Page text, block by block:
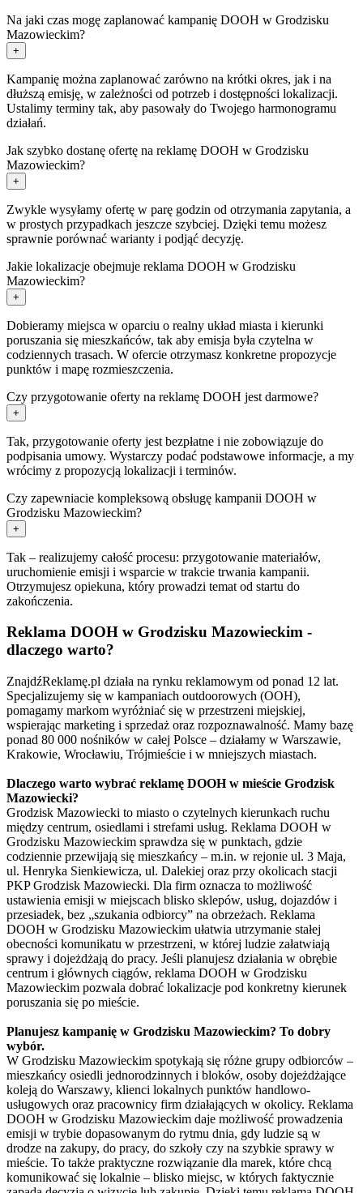
Na jaki czas mogę zaplanować kampanię DOOH w Grodzisku
Mazowieckim?
+
Kampanię można zaplanować zarówno na krótki okres, jak i na
dłuższą emisję, w zależności od potrzeb i dostępności lokalizacji.
Ustalimy terminy tak, aby pasowały do Twojego harmonogramu
działań.
Jak szybko dostanę ofertę na reklamę DOOH w Grodzisku
Mazowieckim?
+
Zwykle wysyłamy ofertę w parę godzin od otrzymania zapytania, a
w prostych przypadkach jeszcze szybciej. Dzięki temu możesz
sprawnie porównać warianty i podjąć decyzję.
Jakie lokalizacje obejmuje reklama DOOH w Grodzisku
Mazowieckim?
+
Dobieramy miejsca w oparciu o realny układ miasta i kierunki
poruszania się mieszkańców, tak aby emisja była czytelna w
codziennych trasach. W ofercie otrzymasz konkretne propozycje
punktów i mapę rozmieszczenia.
Czy przygotowanie oferty na reklamę DOOH jest darmowe?
+
Tak, przygotowanie oferty jest bezpłatne i nie zobowiązuje do
podpisania umowy. Wystarczy podać podstawowe informacje, a my
wrócimy z propozycją lokalizacji i terminów.
Czy zapewniacie kompleksową obsługę kampanii DOOH w
Grodzisku Mazowieckim?
+
Tak – realizujemy całość procesu: przygotowanie materiałów,
uruchomienie emisji i wsparcie w trakcie trwania kampanii.
Otrzymujesz opiekuna, który prowadzi temat od startu do
zakończenia.
Reklama DOOH w Grodzisku Mazowieckim -
dlaczego warto?
ZnajdźReklamę.pl działa na rynku reklamowym od ponad 12 lat.
Specjalizujemy się w kampaniach outdoorowych (OOH),
pomagamy markom wyróżniać się w przestrzeni miejskiej,
wspierając marketing i sprzedaż oraz rozpoznawalność. Mamy bazę
ponad 80 000 nośników w całej Polsce – działamy w Warszawie,
Krakowie, Wrocławiu, Trójmieście i w mniejszych miastach.
Dlaczego warto wybrać reklamę DOOH w mieście Grodzisk
Mazowiecki?
Grodzisk Mazowiecki to miasto o czytelnych kierunkach ruchu
między centrum, osiedlami i strefami usług. Reklama DOOH w
Grodzisku Mazowieckim sprawdza się w punktach, gdzie
codziennie przewijają się mieszkańcy – m.in. w rejonie ul. 3 Maja,
ul. Henryka Sienkiewicza, ul. Dalekiej oraz przy okolicach stacji
PKP Grodzisk Mazowiecki. Dla firm oznacza to możliwość
ustawienia emisji w miejscach blisko sklepów, usług, dojazdów i
przesiadek, bez „szukania odbiorcy” na obrzeżach. Reklama
DOOH w Grodzisku Mazowieckim ułatwia utrzymanie stałej
obecności komunikatu w przestrzeni, w której ludzie załatwiają
sprawy i dojeżdżają do pracy. Jeśli planujesz działania w obrębie
centrum i głównych ciągów, reklama DOOH w Grodzisku
Mazowieckim pozwala dobrać lokalizacje pod konkretny kierunek
poruszania się po mieście.
Planujesz kampanię w Grodzisku Mazowieckim? To dobry
wybór.
W Grodzisku Mazowieckim spotykają się różne grupy odbiorców –
mieszkańcy osiedli jednorodzinnych i bloków, osoby dojeżdżające
koleją do Warszawy, klienci lokalnych punktów handlowo-
usługowych oraz pracownicy firm działających w okolicy. Reklama
DOOH w Grodzisku Mazowieckim daje możliwość prowadzenia
emisji w trybie dopasowanym do rytmu dnia, gdy ludzie są w
drodze na zakupy, do pracy, do szkoły czy na szybkie sprawy w
mieście. To także praktyczne rozwiązanie dla marek, które chcą
komunikować się lokalnie – blisko miejsc, w których faktycznie